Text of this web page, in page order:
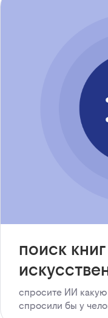
поиск
спросите ИИ какую
спросили бы у